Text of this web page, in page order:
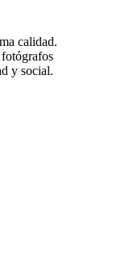
calidad.
y social.